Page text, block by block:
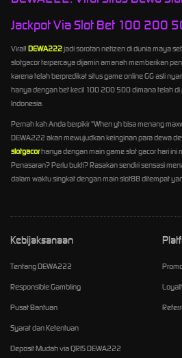
Jackpot Via Slot Bet 100 200
Viral! DEWA222jadi sorotan netizen di dunia maya
slotgacor terpercaya dijamin amanah memberikan
karena telah berpredikat situs game online GG asli
hanya dengan bet kecil 100 200 500 dimana telah di
Indonesia.
Pernah kah Anda berpikir "When yh bisa menang
DEWA222 akan mewujudkan keinginan para dewa
slotgacorhanya dengan main game slot gacor hari ini
Penasaran? Perlu bukti? Rasakan sendiri sensasi
dalam waktu singkat dengan main slot88 ditempat
Kebijaksanaan
Tentang DEWA222
Responsible Gambling
Pusat Bantuan
Syarat dan Ketentuan
Deposit Mudah via QRIS DEWA222